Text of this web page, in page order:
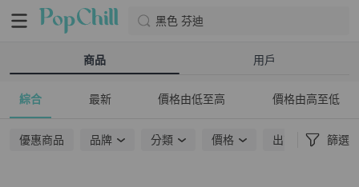
黑色 芬迪
商品 用戶
綜合 最新 價格由低至高 價格由高至低
優惠商品 品牌 分類 價格 出貨地點 篩選